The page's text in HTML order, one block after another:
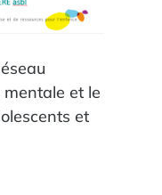
et le
et